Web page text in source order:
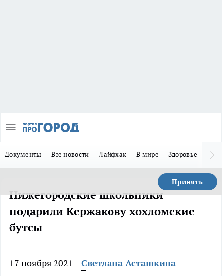
Документы Все новости Лайфхак В мире Здоровье
Принять
Нижегородские школьники
подарили Кержакову хохломские
бутсы
17 ноября 2021 Светлана Асташкина